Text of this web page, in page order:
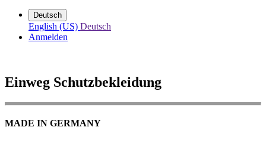
Deutsch
English (US) Deutsch
Anmelden
Einweg Schutzbekleidung
MADE IN GERMANY